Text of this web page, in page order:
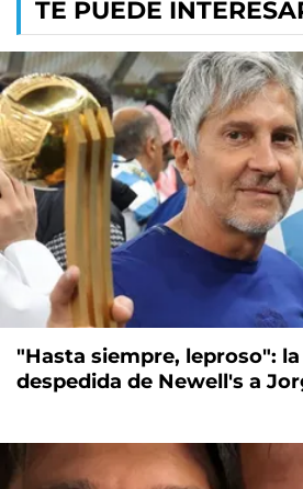
TE PUEDE
"Hasta siempre, leproso":
despedida de Newell's a